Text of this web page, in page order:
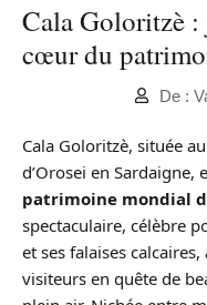
Cala Goloritzè
cœur du
De :
Cala Goloritzè, située
d’Orosei en Sardaigne,
patrimoine mondial de
spectaculaire, célèbre
et ses falaises
visiteurs en quête de